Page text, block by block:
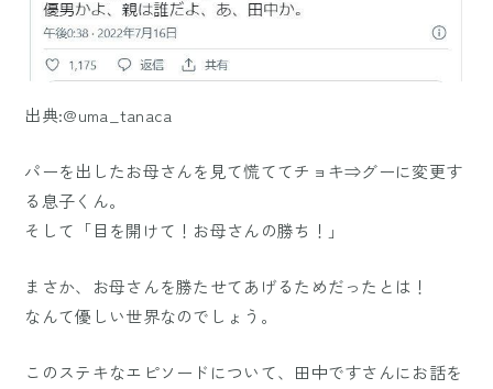
出典:@uma_tanaca
パーを出したお母さんを見て慌ててチョキ⇒グーに変更す
る息子くん。
そして「目を開けて！お母さんの勝ち！」
まさか、お母さんを勝たせてあげるためだったとは！
なんて優しい世界なのでしょう。
このステキなエピソードについて、田中ですさんにお話を